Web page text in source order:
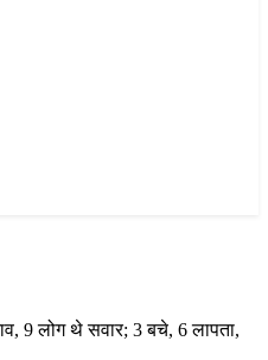
9 लोग थे सवार; 3 बचे, 6 लापता,